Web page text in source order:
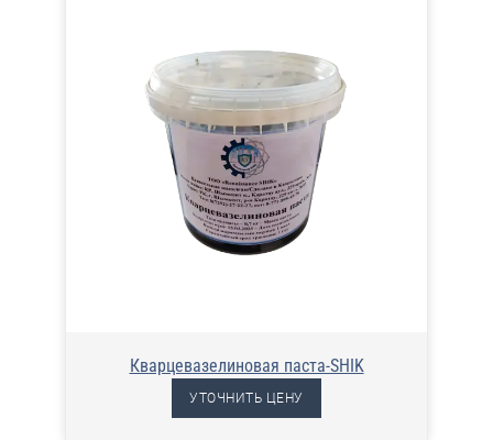
Кварцевазелиновая паста-SHIK
УТОЧНИТЬ ЦЕНУ